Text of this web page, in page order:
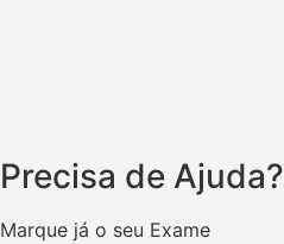
Precisa de Ajuda?
Marque já o seu Exame